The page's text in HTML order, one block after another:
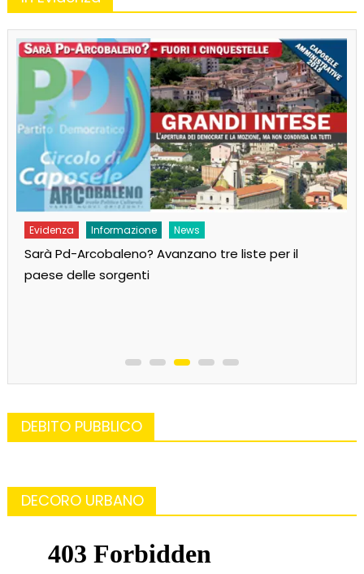
Evidenza Informazione News
Sarà Pd-Arcobaleno? Avanzano tre liste per il
paese delle sorgenti
DEBITO PUBBLICO
DECORO URBANO